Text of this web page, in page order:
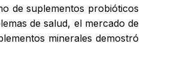
de suplementos probióticos
de salud, el mercado de
minerales demostró